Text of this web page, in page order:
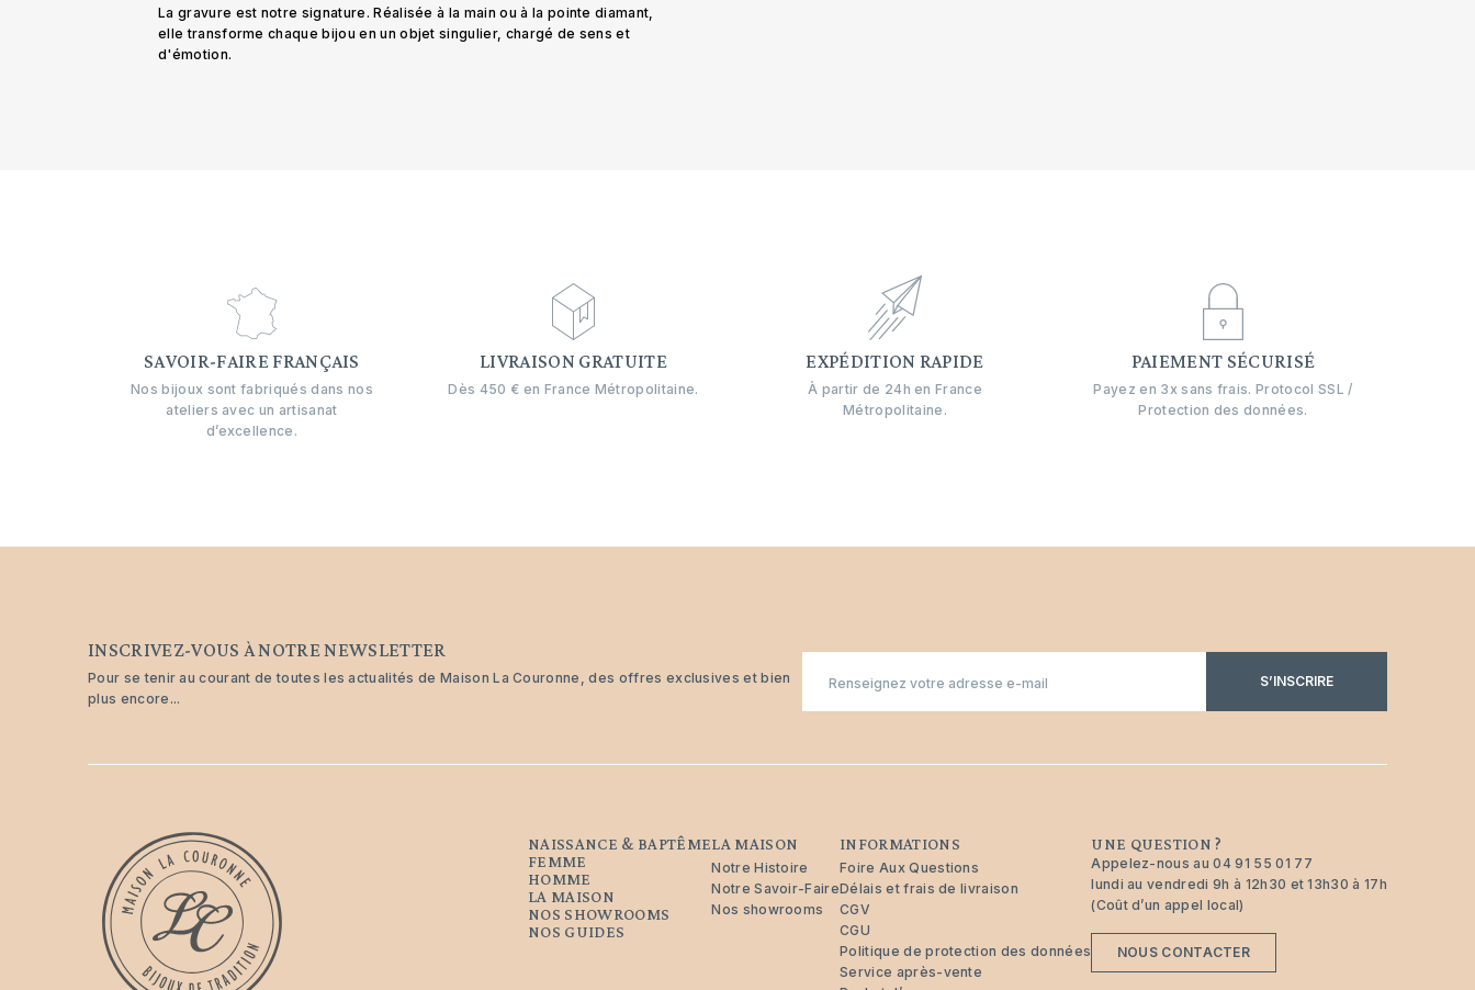
La gravure est notre signature. Réalisée à la main ou à la pointe diamant,
elle transforme chaque bijou en un objet singulier, chargé de sens et
d'émotion.
SAVOIR-FAIRE FRANÇAIS
Nos bijoux sont fabriqués dans nos
ateliers avec un artisanat
d’excellence.
LIVRAISON GRATUITE
Dès 450 € en France Métropolitaine.
EXPÉDITION RAPIDE
À partir de 24h en France
Métropolitaine.
PAIEMENT SÉCURISÉ
Payez en 3x sans frais. Protocol SSL /
Protection des données.
INSCRIVEZ-VOUS À NOTRE NEWSLETTER
Pour se tenir au courant de toutes les actualités de Maison La Couronne, des offres exclusives et bien
plus encore...
mail
S’INSCRIRE
NAISSANCE & BAPTÊME
FEMME
HOMME
LA MAISON
NOS SHOWROOMS
NOS GUIDES
LA MAISON
Notre Histoire
Notre Savoir-Faire
Nos showrooms
INFORMATIONS
Foire Aux Questions
Délais et frais de livraison
CGV
CGU
Politique de protection des données
Service après-vente
UNE QUESTION ?
Appelez-nous au04 91 55 01 77
lundi au vendredi 9h à 12h30 et 13h30 à 17h
(Coût d’un appel local)
NOUS CONTACTER